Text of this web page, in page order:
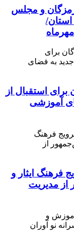
و مجلس
استقبال از
آموزشی
فرهنگ ایثار و
از مدیریت